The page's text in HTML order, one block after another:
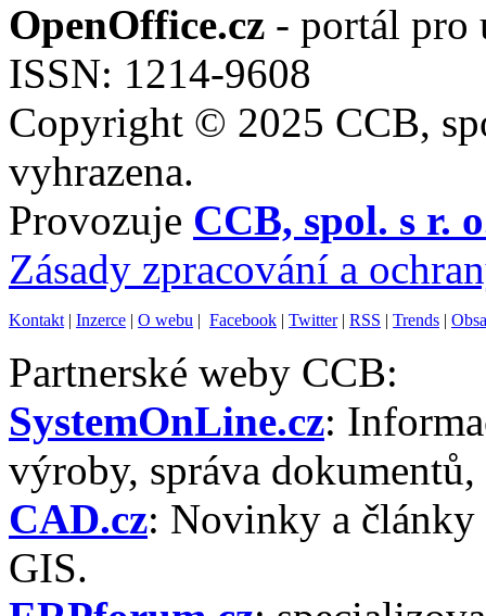
OpenOffice.cz - portál pro
ISSN: 1214-9608
Copyright © 2025 CCB,
vyhrazena.
Provozuje CCB, spol. s r.
Zásady zpracování a
Kontakt | Inzerce | O webu | Facebook | Twitter| RSS | Trends |
Partnerské weby CCB:
SystemOnLine.cz:
výroby, správa
CAD.cz: Novinky a
GIS.